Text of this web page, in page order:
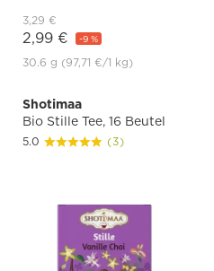
3,29 €
2,99 € -9 %
30.6 g (97,71 €/1 kg)
Shotimaa
Bio Stille Tee, 16 Beutel
5.0 (3)